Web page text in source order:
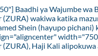
Baadhi ya Wajumbe wa
wakiwa katika
Shein (hayupo pichani)
Haji Kali alipokuwa